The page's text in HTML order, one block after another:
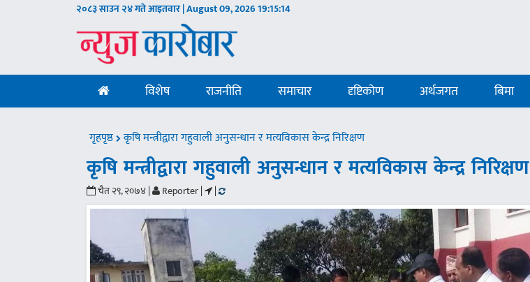
२०८३ साउन २४ गते आइतवार | August 09, 202619:15:15
विशेष राजनीति समाचार दृष्टिकोण अर्थजगत बिमा
गृहपृष्ठ कृषि मन्त्रीद्वारा गहुवाली अनुसन्धान र मत्यविकास केन्द्र निरिक्षण
कृषि मन्त्रीद्वारा गहुवाली अनुसन्धान र मत्यविकास केन्द्र निरिक्षण
चैत २९, २०७४ | Reporter | |